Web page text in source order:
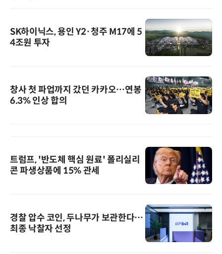
SK하이닉스, 용인 Y2·청주 M17에 5
4조원 투자
창사 첫 파업까지 갔던 카카오…연봉
6.3% 인상 합의
트럼프, '반도체 핵심 원료' 폴리실리
콘 파생상품에 15% 관세
경찰 압수 코인, 두나무가 보관한다…
최종 낙찰자 선정